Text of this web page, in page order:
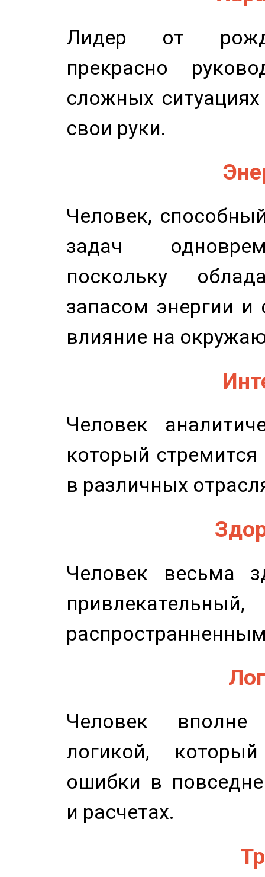
Лидер от
прекрасно
сложных
свои руки.
Человек,
задач
поскольку
запасом энергии и
влияние на
Человек
который
в различных
Человек весьма
Человек
логикой,
ошибки в
и расчетах.